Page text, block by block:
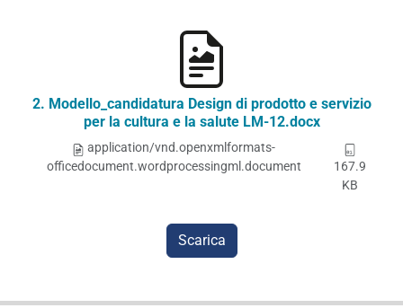
2. Modello_candidatura Design di prodotto e servizio
per la cultura e la salute LM-12.docx
application/vnd.openxmlformats-
officedocument.wordprocessingml.document
167.9
KB
Scarica